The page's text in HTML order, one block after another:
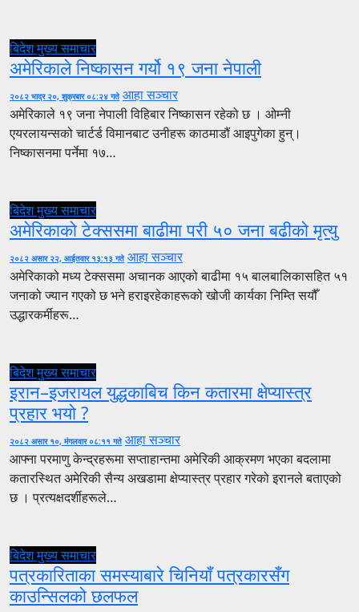
बिदेशमुख्य समाचार
अमेरिकाले निष्कासन गर्यो १९ जना नेपाली
२०८२ भाद्र २०, शुक्रबार ०८:२४ गते आहा सञ्चार
अमेरिकाले १९ जना नेपाली विहिबार निष्कासन रहेको छ । ओम्नी
एयरलायन्सको चार्टर्ड विमानबाट उनीहरू काठमाडौं आइपुगेका हुन्।
निष्कासनमा पर्नेमा १७…
बिदेशमुख्य समाचार
अमेरिकाको टेक्ससमा बाढीमा परी ५० जना बढीको मृत्यु
२०८२ असार २२, आईतवार १३:१३ गते आहा सञ्चार
अमेरिकाको मध्य टेक्ससमा अचानक आएको बाढीमा १५ बालबालिकासहित ५१
जनाको ज्यान गएको छ भने हराइरहेकाहरूको खोजी कार्यका निम्ति सयौँ
उद्धारकर्मीहरू…
बिदेशमुख्य समाचार
इरान–इजरायल युद्धकाबिच किन कतारमा क्षेप्यास्त्र
प्रहार भयो ?
२०८२ असार १०, मंगलवार ०८:११ गते आहा सञ्चार
आफ्ना परमाणु केन्द्रहरूमा सप्ताहान्तमा अमेरिकी आक्रमण भएका बदलामा
कतारस्थित अमेरिकी सैन्य अखडामा क्षेप्यास्त्र प्रहार गरेको इरानले बताएको
छ । प्रत्यक्षदर्शीहरूले…
बिदेशमुख्य समाचार
पत्रकारिताका समस्याबारे चिनियाँ पत्रकारसँग
काउन्सिलको छलफल